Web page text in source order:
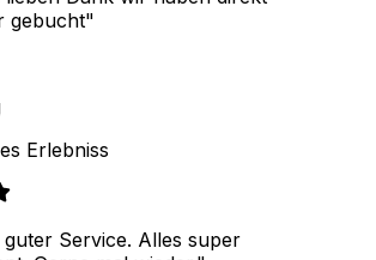
gebucht"
Erlebniss
Service. Alles super